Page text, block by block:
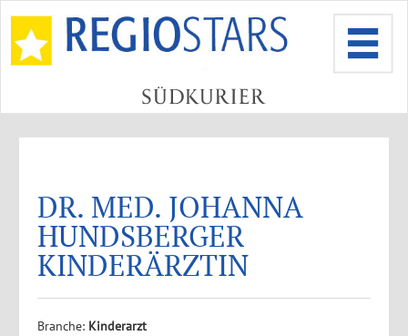
DR. MED. JOHANNA
HUNDSBERGER
KINDERÄRZTIN
Branche: Kinderarzt